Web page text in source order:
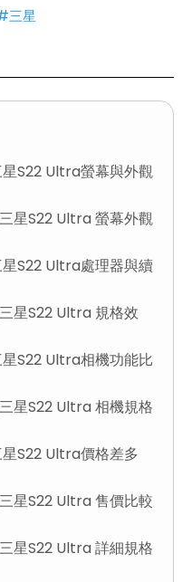
三星
S22 Ultra螢幕與外觀
星S22 Ultra 螢幕外觀
S22 Ultra處理器與續
星S22 Ultra 規格效
S22 Ultra相機功能比
星S22 Ultra 相機規格
S22 Ultra價格差多
星S22 Ultra 售價比較
星S22 Ultra 詳細規格